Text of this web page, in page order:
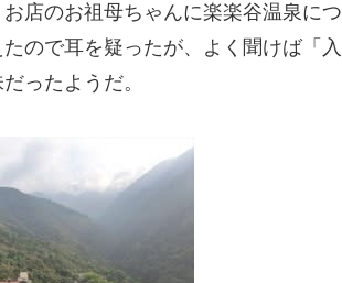
店のお祖母ちゃんに楽楽谷温泉につ
ので耳を疑ったが、よく聞けば「入
ったようだ。